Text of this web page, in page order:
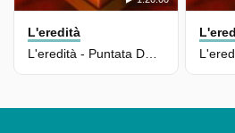
L'eredità